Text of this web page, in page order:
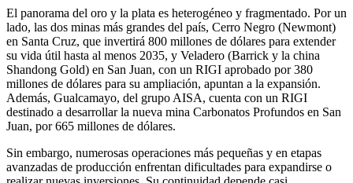
El panorama del oro y la plata es heterogéneo y fragmentado. Por un
lado, las dos minas más grandes del país, Cerro Negro (Newmont)
en Santa Cruz, que invertirá 800 millones de dólares para extender
su vida útil hasta al menos 2035, y Veladero (Barrick y la china
Shandong Gold) en San Juan, con un RIGI aprobado por 380
millones de dólares para su ampliación, apuntan a la expansión.
Además, Gualcamayo, del grupo AISA, cuenta con un RIGI
destinado a desarrollar la nueva mina Carbonatos Profundos en San
Juan, por 665 millones de dólares.
Sin embargo, numerosas operaciones más pequeñas y en etapas
avanzadas de producción enfrentan dificultades para expandirse o